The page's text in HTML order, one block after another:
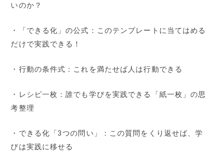
いのか？
・「できる化」の公式：このテンプレートに当てはめる
だけで実践できる！
・行動の条件式：これを満たせば人は行動できる
・レシピ一枚：誰でも学びを実践できる「紙一枚」の思
考整理
・できる化「3つの問い」：この質問をくり返せば、学
びは実践に移せる